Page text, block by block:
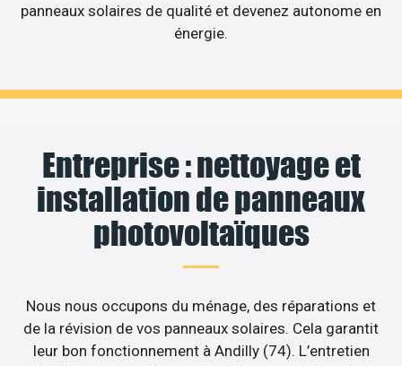
panneaux solaires de qualité et devenez autonome en
énergie.
Entreprise : nettoyage et
installation de panneaux
photovoltaïques
Nous nous occupons du ménage, des réparations et
de la révision de vos panneaux solaires. Cela garantit
leur bon fonctionnement à Andilly (74). L’entretien